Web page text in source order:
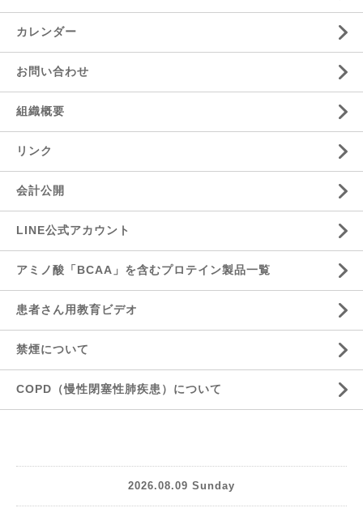
カレンダー
お問い合わせ
組織概要
リンク
会計公開
LINE公式アカウント
アミノ酸「BCAA」を含むプロテイン製品一覧
患者さん用教育ビデオ
禁煙について
COPD（慢性閉塞性肺疾患）について
2026.08.09 Sunday